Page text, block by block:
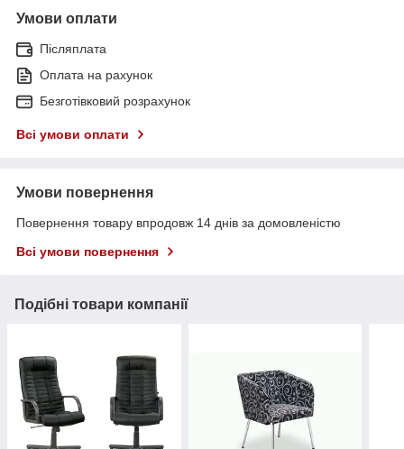
Умови оплати
Післяплата
Оплата на рахунок
Безготівковий розрахунок
Всі умови оплати
Умови повернення
Повернення товару впродовж 14 днів за домовленістю
Всі умови повернення
Подібні товари компанії